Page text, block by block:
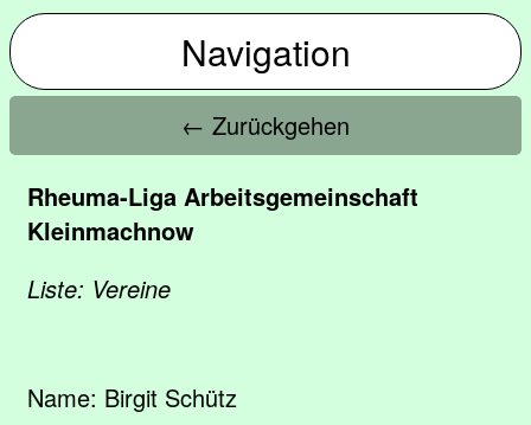
Navigation
← Zurückgehen
Rheuma-Liga Arbeitsgemeinschaft
Kleinmachnow
Liste: Vereine
Name: Birgit Schütz